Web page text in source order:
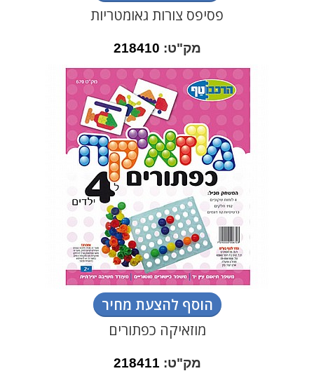
פסיפס צורות גאומטריות
מק"ט: 218410
הוסף להצעת מחיר
מוזאיקה כפתורים
מק"ט: 218411